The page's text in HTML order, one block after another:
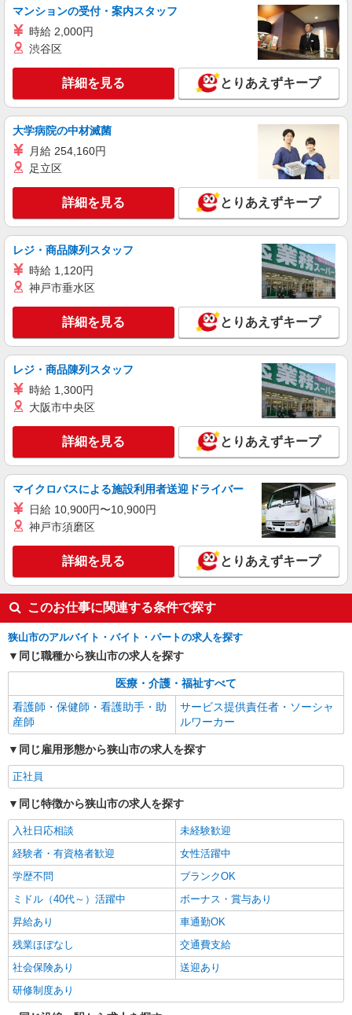
キープ 詳細を見る
株式会社トラストグロース 新宿本社 第3営業部
特別養護老人ホームでの看護師
時給：准看護師2000円/看護師2050円 ※資格・
経験等により異なる
キープ 詳細を見る
職業紹介
株式会社kotrio /●SW-S-2098547
狭山市駅◆病院の補助STAFF◆患者さん支援/
【正社員】月給240,000〜400,000円 ・基本
給：200,000円〜220,000円 ・資格手当：10,000〜
30,000円 ・役職手当：10,000〜70,000円 ・処遇改
善手当：20,000〜60,000円（勤続年数、保有資格
により変動） ・固定残業手当：20,000円（10時
間） ※固定残業時間を超過する場合には超過勤務
手当として別途支給 ・夜勤手当：10,000円/1回
歓迎 ・認知症介護基礎研修 ・初任者研修 ・実務
埼玉県狭山市
詳細を見る
職業紹介
株式会社kotrio /●SW-S-2023307
【新狭山駅】看護助手募集(パート)＊柔軟性が
ある働き方♪
時給1550円〜2312円 ＜交通費全支給(ガソリ
ン代含む)＞
埼玉県狭山市
キープ 詳細を見る
マンションの受付・案内スタッフ
時給 2,000円
渋谷区
詳細を見る とりあえずキープ
大学病院の中材滅菌
月給 254,160円
足立区
詳細を見る とりあえずキープ
レジ・商品陳列スタッフ
時給 1,120円
神戸市垂水区
詳細を見る とりあえずキープ
レジ・商品陳列スタッフ
時給 1,300円
大阪市中央区
詳細を見る とりあえずキープ
マイクロバスによる施設利用者送迎ドライバー
日給 10,900円〜10,900円
神戸市須磨区
詳細を見る とりあえずキープ
このお仕事に関連する条件で探す
狭山市のアルバイト・バイト・パートの求人を探す
同じ職種から狭山市の求人を探す
医療・介護・福祉すべて
看護師・保健師・看護助手・助
産師
サービス提供責任者・ソーシャ
ルワーカー
同じ雇用形態から狭山市の求人を探す
正社員
同じ特徴から狭山市の求人を探す
入社日応相談
未経験歓迎
経験者・有資格者歓迎
女性活躍中
学歴不問
ブランクOK
ミドル（40代～）活躍中
ボーナス・賞与あり
昇給あり
車通勤OK
残業ほぼなし
交通費支給
社会保険あり
送迎あり
研修制度あり